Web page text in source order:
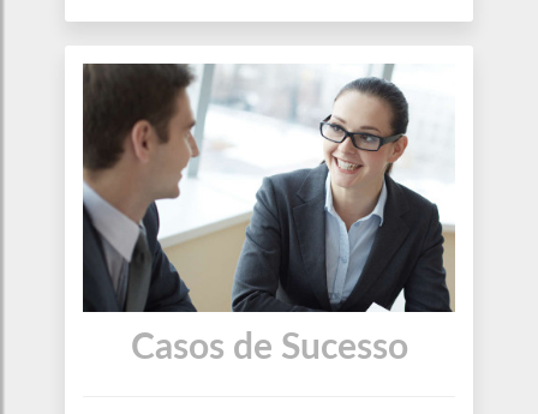
Casos de Sucesso